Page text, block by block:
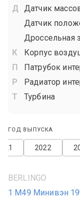
Датчик
Датчик
Дроссельная
Корпус
Патрубок
Радиатор
Турбина
ГОД ВЫПУСКА
2022
BERLINGO
1 M49 Минивэн